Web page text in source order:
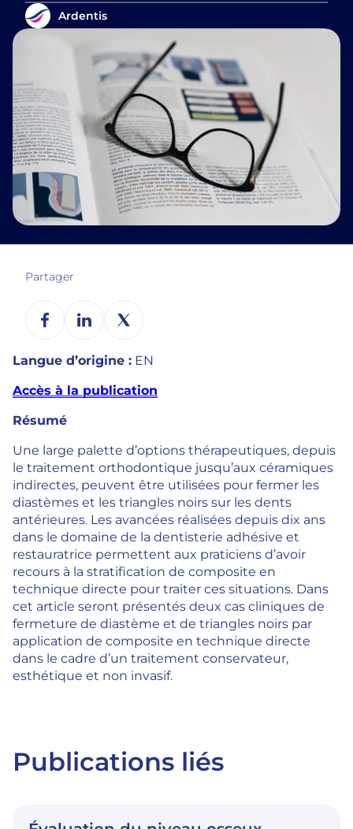
Ardentis
Partager
Langue d’origine : EN
Accès à la publication
Résumé
Une large palette d’options thérapeutiques, depuis
le traitement orthodontique jusqu’aux céramiques
indirectes, peuvent être utilisées pour fermer les
diastèmes et les triangles noirs sur les dents
antérieures. Les avancées réalisées depuis dix ans
dans le domaine de la dentisterie adhésive et
restauratrice permettent aux praticiens d’avoir
recours à la stratification de composite en
technique directe pour traiter ces situations. Dans
cet article seront présentés deux cas cliniques de
fermeture de diastème et de triangles noirs par
application de composite en technique directe
dans le cadre d’un traitement conservateur,
esthétique et non invasif.
Publications liés